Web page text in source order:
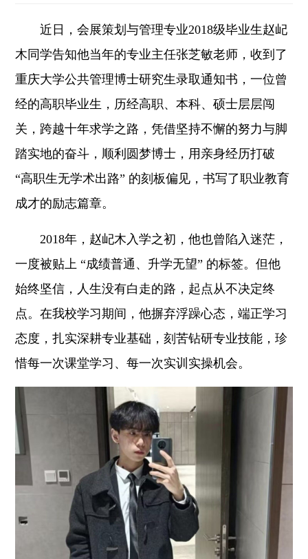
近日，会展策划与管理专业2018级毕业生赵屺
木同学告知他当年的专业主任张芝敏老师，收到了
重庆大学公共管理博士研究生录取通知书，一位曾
经的高职毕业生，历经高职、本科、硕士层层闯
关，跨越十年求学之路，凭借坚持不懈的努力与脚
踏实地的奋斗，顺利圆梦博士，用亲身经历打破
“高职生无学术出路” 的刻板偏见，书写了职业教育
成才的励志篇章。
2018年，赵屺木入学之初，他也曾陷入迷茫，
一度被贴上 “成绩普通、升学无望” 的标签。但他
始终坚信，人生没有白走的路，起点从不决定终
点。在我校学习期间，他摒弃浮躁心态，端正学习
态度，扎实深耕专业基础，刻苦钻研专业技能，珍
惜每一次课堂学习、每一次实训实操机会。